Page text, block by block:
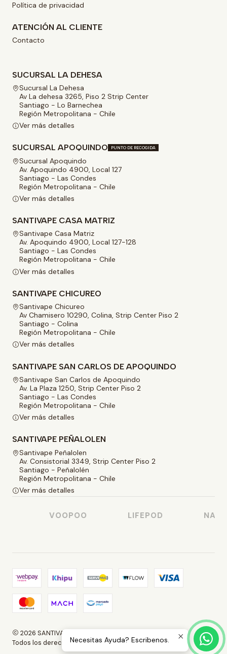
Política de privacidad
ATENCIÓN AL CLIENTE
Contacto
SUCURSAL LA DEHESA
Sucursal La Dehesa
Av La dehesa 3265, Piso 2 Strip Center
Santiago - Lo Barnechea
Región Metropolitana - Chile
Ver más detalles
SUCURSAL APOQUINDO PUNTO DE RECOGIDA
Sucursal Apoquindo
Av. Apoquindo 4900, Local 127
Santiago - Las Condes
Región Metropolitana - Chile
Ver más detalles
SANTIVAPE CASA MATRIZ
Santivape Casa Matriz
Av. Apoquindo 4900, Local 127-128
Santiago - Las Condes
Región Metropolitana - Chile
Ver más detalles
SANTIVAPE CHICUREO
Santivape Chicureo
Av Chamisero 10290, Colina, Strip Center Piso 2
Santiago - Colina
Región Metropolitana - Chile
Ver más detalles
SANTIVAPE SAN CARLOS DE APOQUINDO
Santivape San Carlos de Apoquindo
Av. La Plaza 1250, Strip Center Piso 2
Santiago - Las Condes
Región Metropolitana - Chile
Ver más detalles
SANTIVAPE PEÑALOLEN
Santivape Peñalolen
Av. Consistorial 3349, Strip Center Piso 2
Santiago - Peñalolén
Región Metropolitana - Chile
Ver más detalles
VOOPOO LIFEPOD
2026 SANTIVAPE.
Todos los derechos reservados.Necesitas Ayuda? Escribenos.